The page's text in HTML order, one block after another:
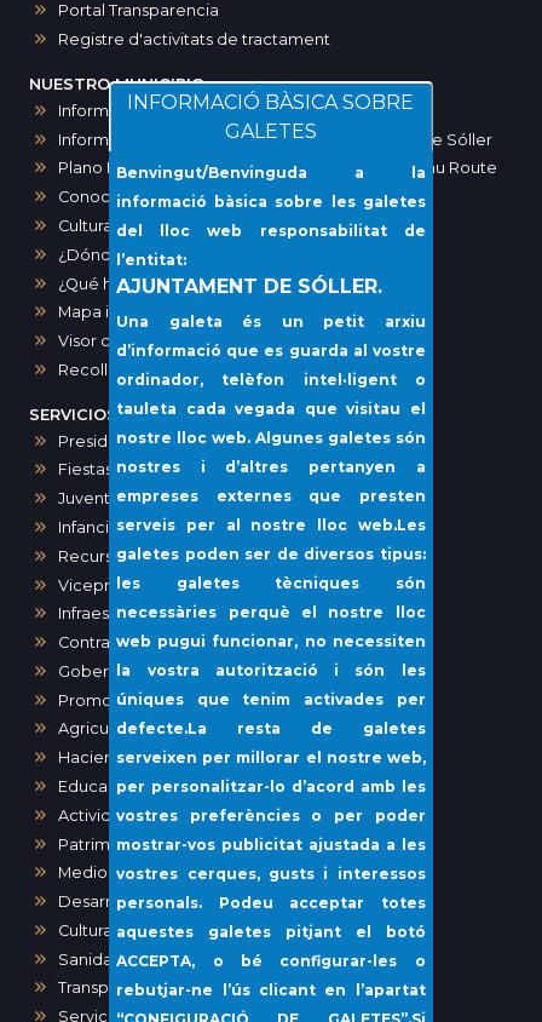
Portal Transparencia
Registre d'activitats de tractament
NUESTRO MUNICIPIO
Informació Zona de Baixes Emissions ZBE
Informació zones d’aparcament a Sóller i port de Sóller
Plano Maps SOLLER. Ruta modernista-Art Noveau Route
Conocer Sóller
Cultura
¿Dónde ir?
¿Qué hacer?
Mapa interactivo de los comercios de Sóller
Visor cartográfico (IDE)
Recollida porta a porta i voluminosos
SERVICIOS MUNICIPALES
Presidencia, Comunicación, Prensa y Protocolo
Fiestas
Juventud
Infancia e igualdad
Recursos humanos
Vicepresidencia y Administración General
Infraestructuras y Vías Públicas
Contratación
Gobernación
Promoción Económica y Desarrollo Local
Agricultura, Ganadería, Pesca
Hacienda
Educación
Actividades, Obras y Urbanismo
Patrimonio
Medio Ambiente
Desarrollo urbano
Cultura
Sanidad
Transparencia y Participación Ciudadana
Servicios Sociales y Gente mayor
INFORMACIÓ BÀSICA SOBRE
GALETES
Benvingut/Benvinguda a la
informació bàsica sobre les galetes
del lloc web responsabilitat de
l’entitat:
AJUNTAMENT DE SÓLLER.
Una galeta és un petit arxiu
d’informació que es guarda al vostre
ordinador, telèfon intel·ligent o
tauleta cada vegada que visitau el
nostre lloc web. Algunes galetes són
nostres i d’altres pertanyen a
empreses externes que presten
serveis per al nostre lloc web.Les
galetes poden ser de diversos tipus:
les galetes tècniques són
necessàries perquè el nostre lloc
web pugui funcionar, no necessiten
la vostra autorització i són les
úniques que tenim activades per
defecte.La resta de galetes
serveixen per millorar el nostre web,
per personalitzar-lo d’acord amb les
vostres preferències o per poder
mostrar-vos publicitat ajustada a les
vostres cerques, gusts i interessos
personals. Podeu acceptar totes
aquestes galetes pitjant el botó
ACCEPTA, o bé configurar-les o
rebutjar-ne l’ús clicant en l’apartat